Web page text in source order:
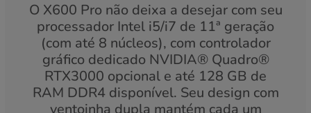
O X600 Pro não deixa a desejar com seu
processador Intel i5/i7 de 11ª geração
(com até 8 núcleos), com controlador
gráfico dedicado NVIDIA® Quadro®
RTX3000 opcional e até 128 GB de
RAM DDR4 disponível. Seu design com